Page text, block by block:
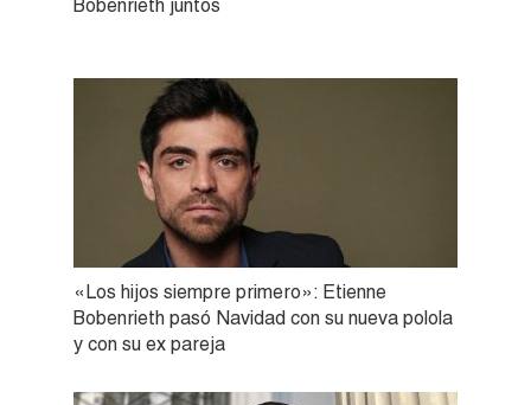
Bobenrieth juntos
«Los hijos siempre primero»: Etienne
Bobenrieth pasó Navidad con su nueva polola
y con su ex pareja